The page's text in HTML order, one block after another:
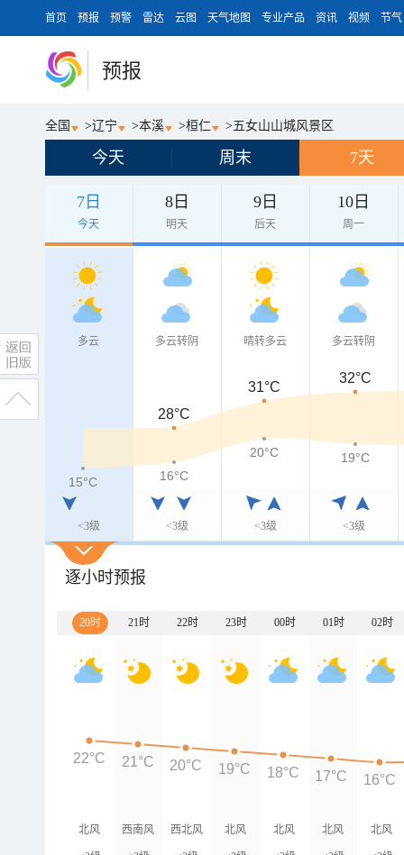
首页 预报 预警 雷达 云图 天气地图 专业产品 资讯 视频 节气
预报
全国 >辽宁 >本溪 >桓仁 >五女山山城风景区
今天 周末 7天
7日
今天
8日
明天
9日
后天
10日
周一
多云
<3级
多云转阴
<3级
晴转多云
<3级
多云转阴
<3级
28°C
31°C
32°C
15°C 16°C
20°C 19°C
逐小时预报
20时 21时 22时 23时 00时 01时 02时
北风 西南风 西北风 北风 北风 北风 北风
22°C 21°C 20°C 19°C 18°C 17°C 16°C